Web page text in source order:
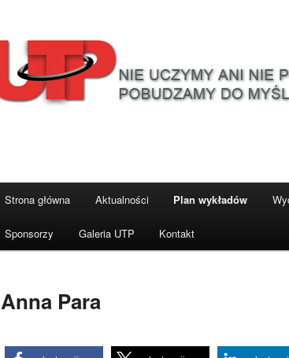
Strona główna Aktualności Plan wykładów
Sponsorzy Galeria UTP Kontakt
Anna Para